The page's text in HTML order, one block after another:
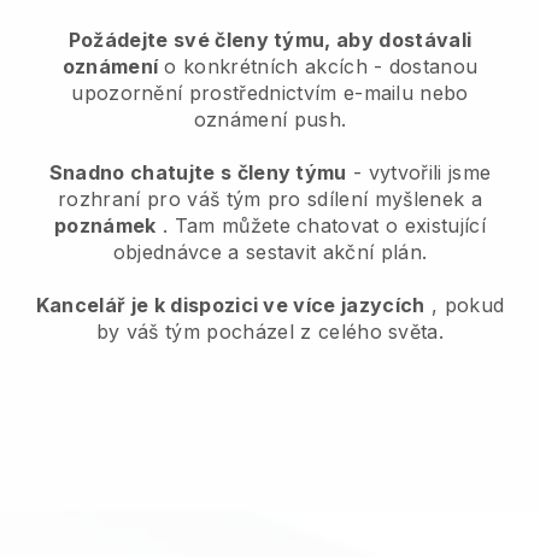
Požádejte své členy týmu, aby dostávali
oznámenío konkrétních akcích - dostanou
upozornění prostřednictvím e-mailu nebo
oznámení push.
Snadno chatujte s členy týmu - vytvořili jsme
rozhraní pro váš tým pro sdílení myšlenek a
poznámek . Tam můžete chatovat o existující
objednávce a sestavit akční plán.
Kancelář je k dispozici ve více jazycích , pokud
by váš tým pocházel z celého světa.